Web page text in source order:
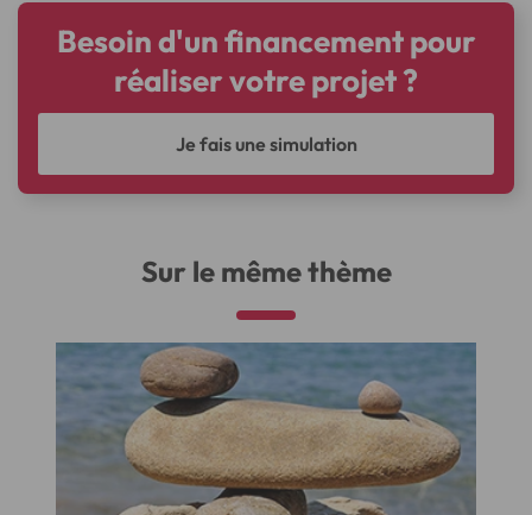
Besoin d'un financement pour
réaliser votre projet ?
Je fais une simulation
Sur le même thème